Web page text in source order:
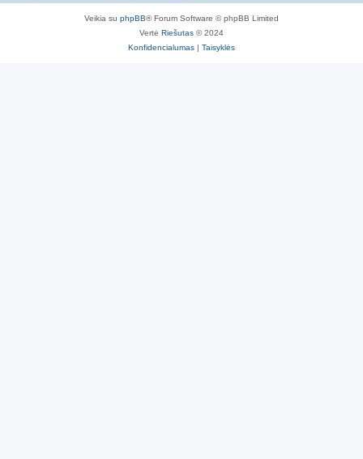
Veikia su phpBB® Forum Software © phpBB Limited
Vertė Riešutas © 2024
Konfidencialumas | Taisyklės